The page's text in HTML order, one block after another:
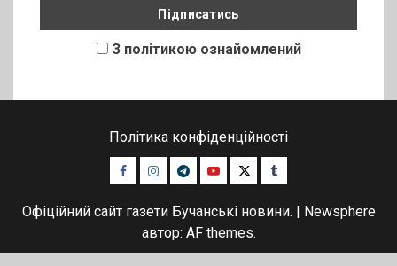
З політикою ознайомлений
Політика конфіденційності
Facebook
Instagram
TelegramYoutubeTwitterTumblr
Офіційний сайт газети Бучанські новини.
Newsphere
автор: AF themes.